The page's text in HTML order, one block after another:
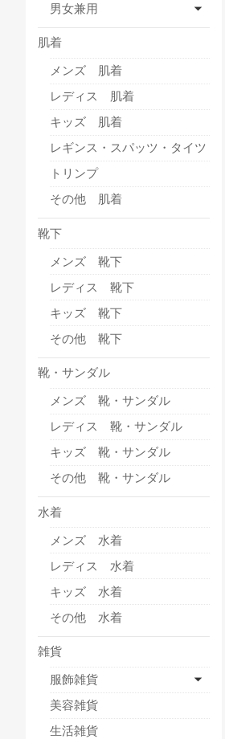
男女兼用
肌着
メンズ 肌着
レディス 肌着
キッズ 肌着
レギンス・スパッツ・タイツ
トリンプ
その他 肌着
靴下
メンズ 靴下
レディス 靴下
キッズ 靴下
その他 靴下
靴・サンダル
メンズ 靴・サンダル
レディス 靴・サンダル
キッズ 靴・サンダル
その他 靴・サンダル
水着
メンズ 水着
レディス 水着
キッズ 水着
その他 水着
雑貨
服飾雑貨
美容雑貨
生活雑貨